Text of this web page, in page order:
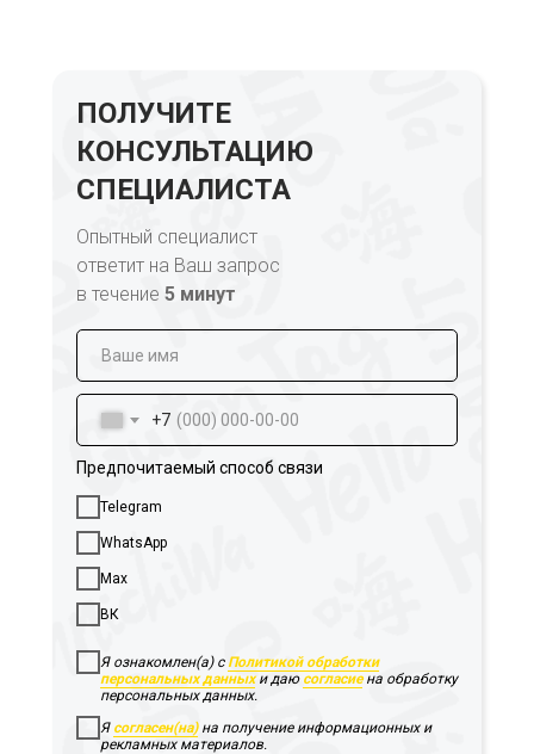
ПОЛУЧИТЕ
КОНСУЛЬТАЦИЮ
СПЕЦИАЛИСТА
Опытный специалист
ответит на Ваш запрос
в течение 5 минут
+7
Предпочитаемый способ связи
Telegram
WhatsApp
Max
ВК
Я ознакомлен(а) сПолитикой обработки
персональных данныхи даю согласиена обработку
персональных данных.
Я согласен(на)на получение информационных и
рекламных материалов.